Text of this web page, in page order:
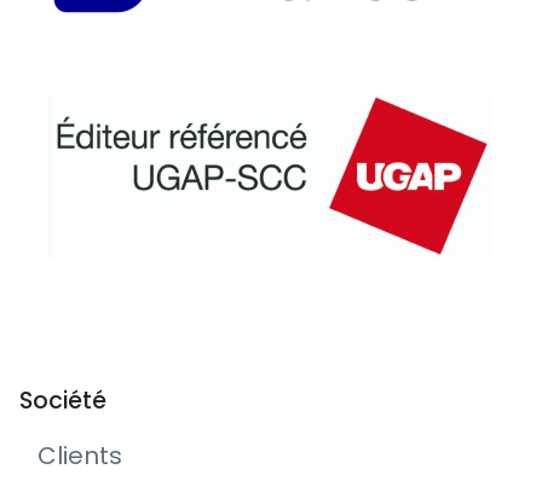
Société
Clients